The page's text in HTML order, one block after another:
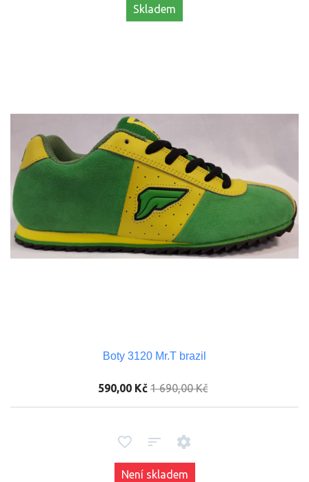
Skladem
Boty 3120 Mr.T brazil
590,00 Kč 1 690,00 Kč
Není skladem